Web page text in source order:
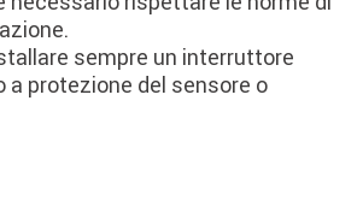
sempre un interruttore
protezione del sensore o